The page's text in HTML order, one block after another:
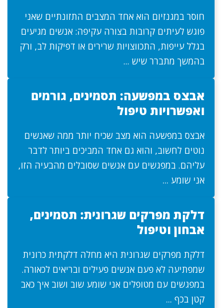
חוסר במגנזיום הוא אחד המצבים התזונתיים שאני
פוגש לעיתים קרובות בצורה עקיפה: אנשים מגיעים
בגלל עייפות, התכווצויות שרירים או דפיקות לב, ורק
בהמשך מתברר שיש ...
אבצס במפשעה: תסמינים, גורמים
ואפשרויות טיפול
אבצס במפשעה הוא מצב שכיח יותר ממה שאנשים
נוטים לחשוב, והוא גם אחד המביכים ביותר לדבר
עליהם. במפגשים עם אנשים שסובלים מהבעיה הזו,
אני שומע ...
דלקת מפרקים שגרונית: תסמינים,
אבחון וטיפול
דלקת מפרקים שגרונית היא מחלה דלקתית כרונית
שמפתיעה לא פעם אנשים פעילים ובריאים לכאורה.
במפגשים עם מטופלים אני שומע שוב ושוב איך כאב
קטן בכף ...